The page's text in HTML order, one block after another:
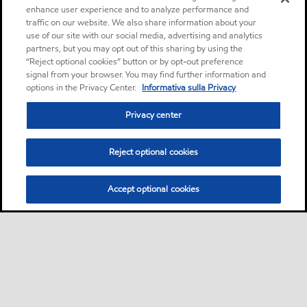
enhance user experience and to analyze performance and
traffic on our website. We also share information about your
use of our site with our social media, advertising and analytics
partners, but you may opt out of this sharing by using the
“Reject optional cookies” button or by opt-out preference
signal from your browser. You may find further information and
options in the Privacy Center. Informativa sulla Privacy
Privacy center
Reject optional cookies
Accept optional cookies